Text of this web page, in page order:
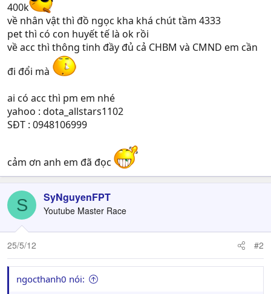
t
e
r
400k
về nhân vật thì đồ ngọc kha khá chút tầm 4333
pet thì có con huyết tế là ok rồi
về acc thì thông tinh đầy đủ cả CHBM và CMND em cần
đi đổi mà
ai có acc thì pm em nhé
yahoo : dota_allstars1102
SĐT : 0948106999
cảm ơn anh em đã đọc
S SyNguyenFPT
Youtube Master Race
25/5/12 #2
ngocthanh0 nói: